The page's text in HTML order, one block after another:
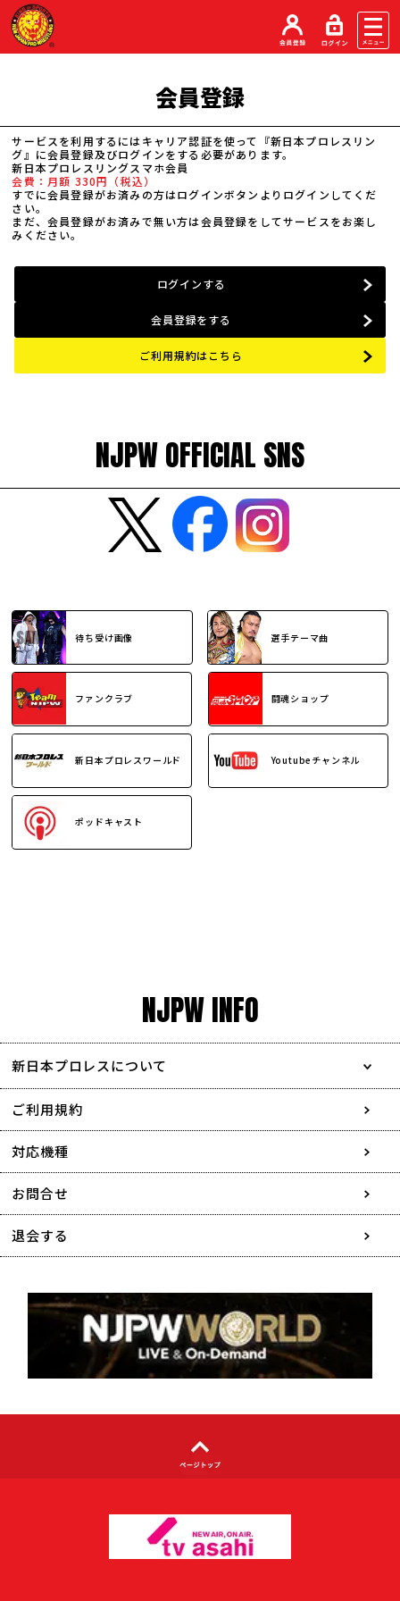
会員登録
サービスを利用するにはキャリア認証を使って『新日本プロレスリン
グ』に会員登録及びログインをする必要があります。
新日本プロレスリングスマホ会員
会費：月額 330円（税込）
すでに会員登録がお済みの方はログインボタンよりログインしてくだ
さい。
まだ、会員登録がお済みで無い方は会員登録をしてサービスをお楽し
みください。
ログインする
会員登録をする
ご利用規約はこちら
NJPW OFFICIAL SNS
待ち受け画像 選手テーマ曲
ファンクラブ 闘魂ショップ
新日本プロレスワールド Youtubeチャンネル
ポッドキャスト
NJPW INFO
新日本プロレスについて
会社情報
採用情報
協賛・広告媒体のご案内
特定商取引に関する表記
著作権について
利用者情報の外部送信について
ご利用規約
対応機種
お問合せ
退会する